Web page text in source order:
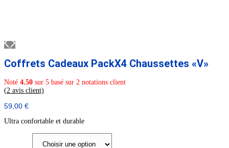
Coffrets Cadeaux PackX4 Chaussettes «V»
Noté 4.50 sur 5 basé sur 2 notations client
(2 avis client)
59,00 €
Ultra confortable et durable